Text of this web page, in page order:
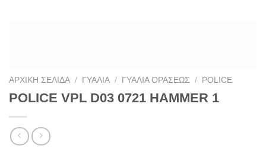
ΑΡΧΙΚΉ ΣΕΛΊΔΑ / ΓΥΑΛΙΆ / ΓΥΑΛΙΆ ΟΡΆΣΕΩΣ / POLICE
POLICE VPL D03 0721 HAMMER 1